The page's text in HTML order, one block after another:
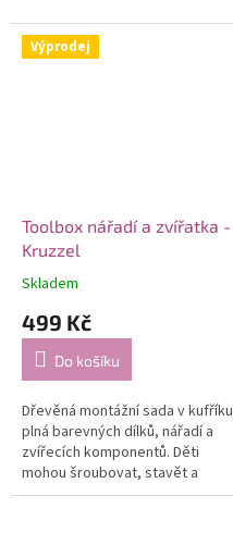
Výprodej
Toolbox nářadí a zvířatka -
Kruzzel
Skladem
499 Kč
Do košíku
Dřevěná montážní sada v kufříku
plná barevných dílků, nářadí a
zvířecích komponentů. Děti
mohou šroubovat, stavět a
skládat vlastní zvířátka – skvělá